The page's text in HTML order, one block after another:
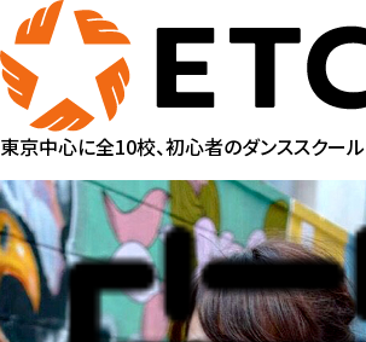
東京中心に全10校、初心者のダンススクール